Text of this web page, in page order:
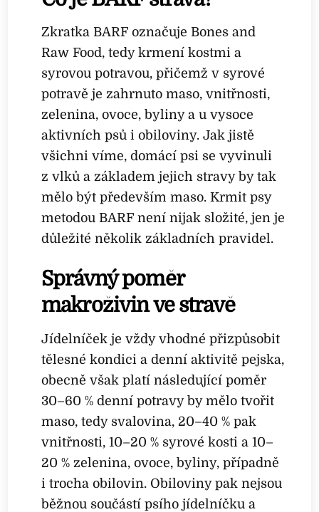
Zkratka BARF označuje Bones and
Raw Food, tedy krmení kostmi a
syrovou potravou, přičemž v syrové
potravě je zahrnuto maso, vnitřnosti,
zelenina, ovoce, byliny a u vysoce
aktivních psů i obiloviny. Jak jistě
všichni víme, domácí psi se vyvinuli
z vlků a základem jejich stravy by tak
mělo být především maso. Krmit psy
metodou BARF není nijak složité, jen je
důležité několik základních pravidel.
Správný poměr
makroživin ve stravě
Jídelníček je vždy vhodné přizpůsobit
tělesné kondici a denní aktivitě pejska,
obecně však platí následující poměr
30–60 % denní potravy by mělo tvořit
maso, tedy svalovina, 20–40 % pak
vnitřnosti, 10–20 % syrové kosti a 10–
20 % zelenina, ovoce, byliny, případně
i trocha obilovin. Obiloviny pak nejsou
běžnou součástí psího jídelníčku a